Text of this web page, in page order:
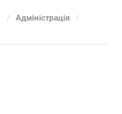
/ Адміністрація
/